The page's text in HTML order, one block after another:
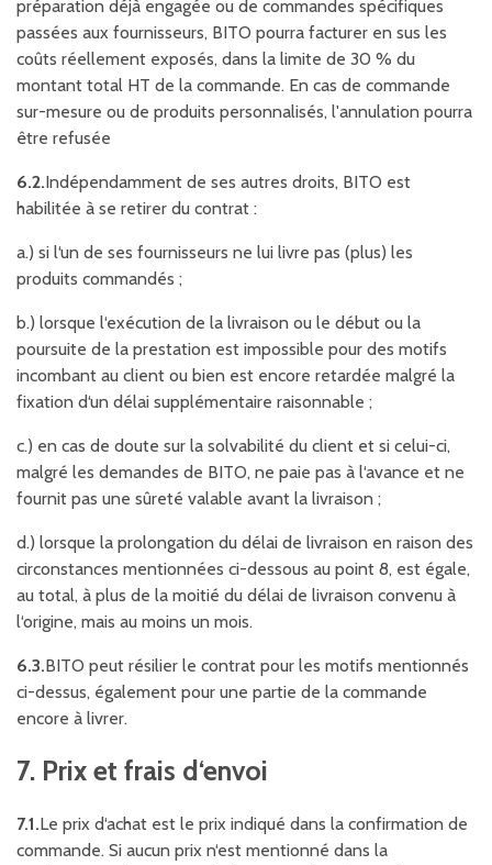
préparation déjà engagée ou de commandes spécifiques
passées aux fournisseurs, BITO pourra facturer en sus les
coûts réellement exposés, dans la limite de 30 % du
montant total HT de la commande. En cas de commande
sur-mesure ou de produits personnalisés, l'annulation pourra
être refusée
6.2.Indépendamment de ses autres droits, BITO est
habilitée à se retirer du contrat :
a.) si l‘un de ses fournisseurs ne lui livre pas (plus) les
produits commandés ;
b.) lorsque l‘exécution de la livraison ou le début ou la
poursuite de la prestation est impossible pour des motifs
incombant au client ou bien est encore retardée malgré la
fixation d‘un délai supplémentaire raisonnable ;
c.) en cas de doute sur la solvabilité du client et si celui-ci,
malgré les demandes de BITO, ne paie pas à l‘avance et ne
fournit pas une sûreté valable avant la livraison ;
d.) lorsque la prolongation du délai de livraison en raison des
circonstances mentionnées ci-dessous au point 8, est égale,
au total, à plus de la moitié du délai de livraison convenu à
l‘origine, mais au moins un mois.
6.3.BITO peut résilier le contrat pour les motifs mentionnés
ci-dessus, également pour une partie de la commande
encore à livrer.
7. Prix et frais d‘envoi
7.1.Le prix d‘achat est le prix indiqué dans la confirmation de
commande. Si aucun prix n‘est mentionné dans la